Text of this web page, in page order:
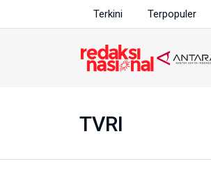
Terkini Terpopuler
TVRI